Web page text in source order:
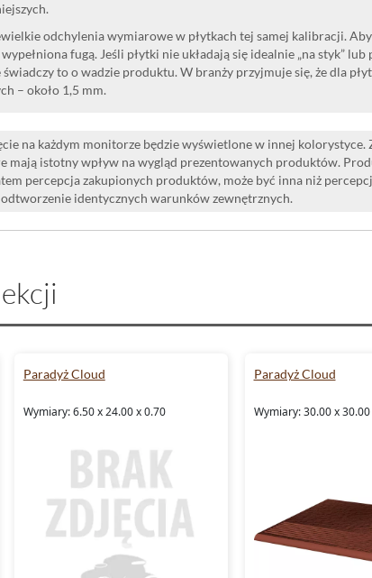
odchylenia wymiarowe w płytkach tej samej kalibracji.
fugą. Jeśli płytki nie układają się idealnie „na styk”
świadczy to o wadzie produktu. W branży przyjmuje się, że dla
– około 1,5 mm.
na każdym monitorze będzie wyświetlone w innej kolorystyce.
istotny wpływ na wygląd prezentowanych produktów.
percepcja zakupionych produktów, może być inna niż
identycznych warunków zewnętrznych.
Paradyż Cloud
Wymiary: 6.50 x 24.00 x 0.70
Paradyż Cloud
Wymiary: 30.00 x